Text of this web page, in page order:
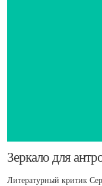
​Зеркало для
Литературный критик